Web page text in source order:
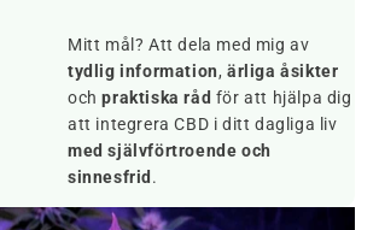
Mitt mål? Att dela med mig av
tydlig information,ärliga åsikter
ochpraktiska råd för att hjälpa dig
att integrera CBD i ditt dagliga liv
med självförtroende och
sinnesfrid .